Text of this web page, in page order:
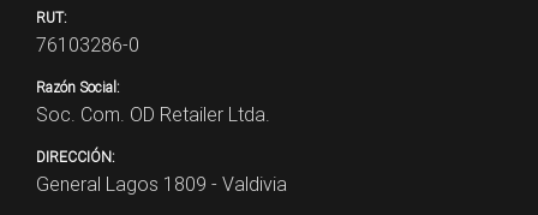
RUT:
76103286-0
Razón Social:
Soc. Com. OD Retailer Ltda.
DIRECCIÓN:
General Lagos 1809 - Valdivia